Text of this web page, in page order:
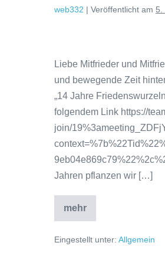
web332 | Veröffentlicht am 5.
Liebe Mitfrieder und
und bewegende Zeit
„14 Jahre
folgendem Link https://
join/
Jahren pflanzen wir […]
mehr
Eingestellt unter: Allgemein